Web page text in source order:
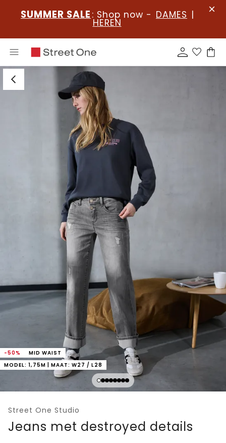
SUMMER SALE : Shop now - DAMES |
HEREN
-50%
MID WAIST
MODEL: 1,75M | MAAT: W27 / L28
Street One Studio
Jeans met destroyed details